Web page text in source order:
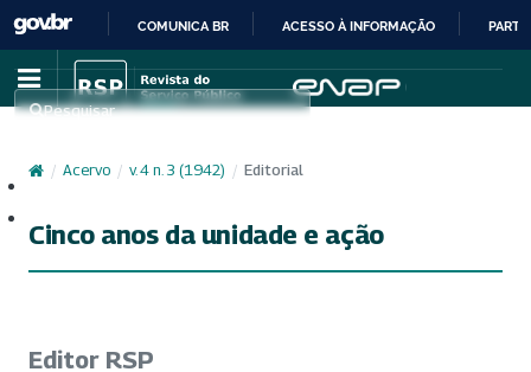
IR
PARA
CONTEÚDO
COMUNICA BR ACESSO À INFORMAÇÃO
Pesquisar
/ Acervo / v. 4 n. 3 (1942) / Editorial
Cinco anos da unidade e ação
Editor RSP